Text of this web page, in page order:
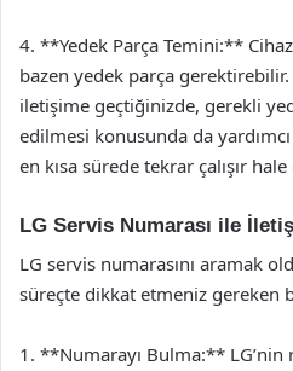
4. **Yedek Parça Temini:**
bazen yedek parça
iletişime geçtiğinizde, gerekli
edilmesi konusunda da yardımcı
en kısa sürede tekrar çalışır
LG Servis Numarası ile
LG servis numarasını aramak
süreçte dikkat etmeniz gereken
1. **Numarayı Bulma:**